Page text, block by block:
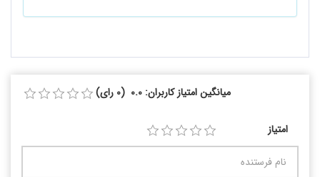
میانگین امتیاز کاربران: 0.0 (0 رای)
امتیاز